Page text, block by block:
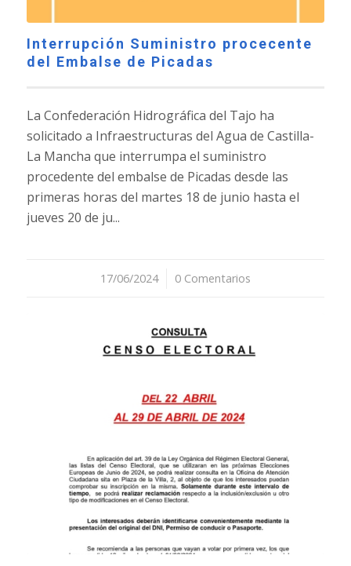
Interrupción Suministro procecente
del Embalse de Picadas
La Confederación Hidrográfica del Tajo ha
solicitado a Infraestructuras del Agua de Castilla-
La Mancha que interrumpa el suministro
procedente del embalse de Picadas desde las
primeras horas del martes 18 de junio hasta el
jueves 20 de ju...
17/06/2024
/ 0 Comentarios